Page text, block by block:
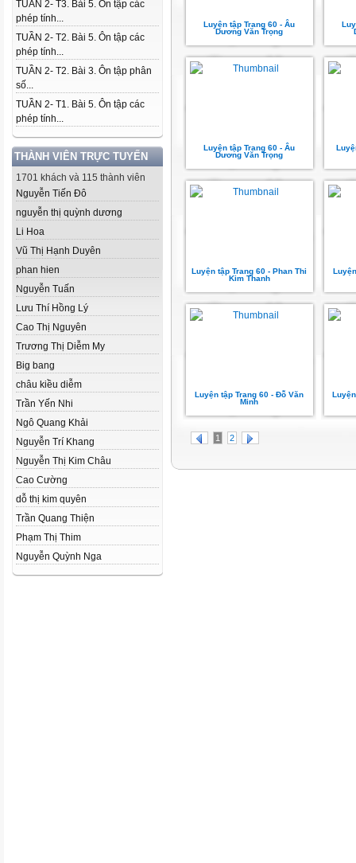
TUẦN 2- T3. Bài 5. Ôn tập các
phép tính...
TUẦN 2- T2. Bài 5. Ôn tập các
phép tính...
TUẦN 2- T2. Bài 3. Ôn tập phân
số...
TUẦN 2- T1. Bài 5. Ôn tập các
phép tính...
THÀNH VIÊN TRỰC TUYẾN
1701 khách và 115 thành viên
Nguyễn Tiến Đô
nguyễn thị quỳnh dương
Li Hoa
Vũ Thị Hạnh Duyên
phan hien
Nguyễn Tuấn
Lưu Thí Hồng Lý
Cao Thị Nguyên
Trương Thị Diễm My
Big bang
châu kiều diễm
Trần Yến Nhi
Ngô Quang Khải
Nguyễn Trí Khang
Nguyễn Thị Kim Châu
Cao Cường
dỗ thị kim quyên
Trần Quang Thiện
Phạm Thị Thim
Nguyễn Quỳnh Nga
Luyện tập Trang 60 - Âu
Dương Văn Trọng
Luyện tập Trang 60 - Âu
Dương Văn Trọng
Luyện tập Trang 60 - Phan Thi
Kim Thanh
Luyện tập Trang 60 - Đỗ Văn
Minh
1 2